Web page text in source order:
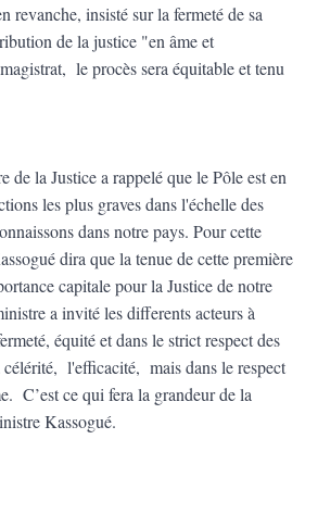
revanche, insisté sur la fermeté de sa
de la justice "en âme et
le procès sera équitable et tenu
de la Justice a rappelé que le Pôle est en
les plus graves dans l'échelle des
dans notre pays. Pour cette
dira que la tenue de cette première
capitale pour la Justice de notre
a invité les differents acteurs à
équité et dans le strict respect des
l'efficacité, mais dans le respect
C’est ce qui fera la grandeur de la
Kassogué.